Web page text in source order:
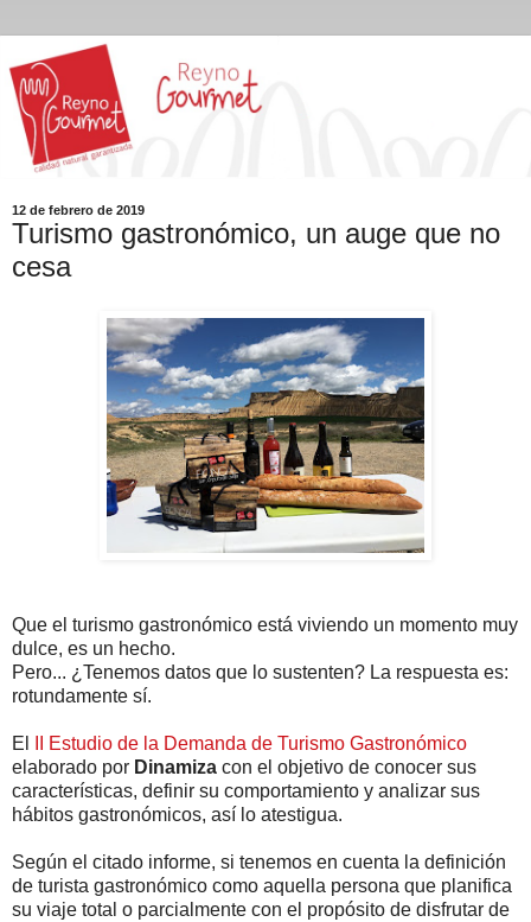
12 de febrero de 2019
Turismo gastronómico, un auge que no
cesa
Que el turismo gastronómico está viviendo un momento muy
dulce, es un hecho.
Pero... ¿Tenemos datos que lo sustenten? La respuesta es:
rotundamente sí.
El
II Estudio de la Demanda de Turismo Gastronómico
elaborado por Dinamiza con el objetivo de conocer sus
características, definir su comportamiento y analizar sus
hábitos gastronómicos, así lo atestigua.
Según el citado informe, si tenemos en cuenta la definición
de turista gastronómico como aquella persona que planifica
su viaje total o parcialmente con el propósito de disfrutar de